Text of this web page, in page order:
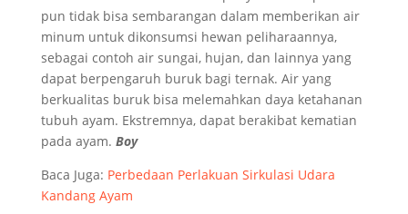
pun tidak bisa sembarangan dalam memberikan air
minum untuk dikonsumsi hewan peliharaannya,
sebagai contoh air sungai, hujan, dan lainnya yang
dapat berpengaruh buruk bagi ternak. Air yang
berkualitas buruk bisa melemahkan daya ketahanan
tubuh ayam. Ekstremnya, dapat berakibat kematian
pada ayam. Boy
Baca Juga: Perbedaan Perlakuan Sirkulasi Udara
Kandang Ayam